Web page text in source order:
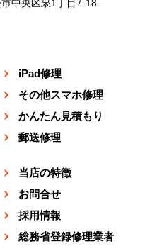
中央区泉1丁目7-18
iPad修理
その他スマホ修理
かんたん見積もり
郵送修理
当店の特徴
お問合せ
採用情報
総務省登録修理業者